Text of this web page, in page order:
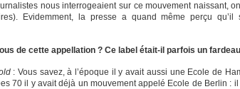
nous interrogeaient sur ce mouvement naissant,
Evidemment, la presse a quand même perçu
de cette appellation ? Ce label était-il parfois un
: Vous savez, à l’époque il y avait aussi une Ecole de
70 il y avait déjà un mouvement appelé Ecole de Berlin :